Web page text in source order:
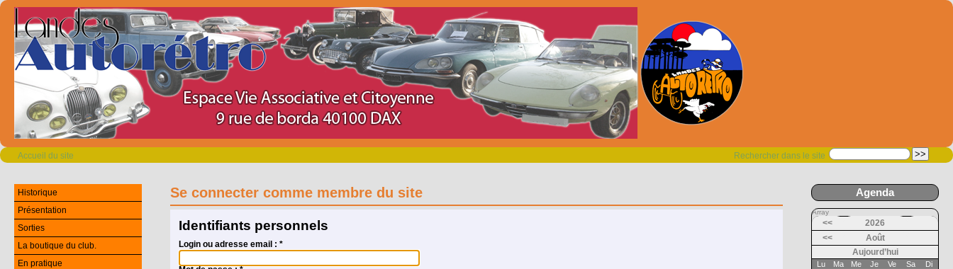
Rechercher dans le site
Accueil du site
Se connecter comme membre du site
Identifiants personnels
Login ou adresse email : *
Historique
Présentation
Sorties
La boutique du club.
En pratique
Agenda
Array
<<
2026
<<
Août
Aujourd’hui
Lu Ma Me Je Ve Sa
Di